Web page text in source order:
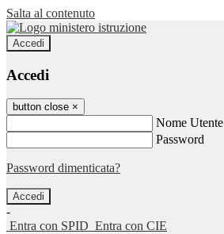
Salta al contenuto
Accedi
Accedi
button close ×
Nome Utente
Password
Password dimenticata?
-
Entra con SPID Entra con CIE